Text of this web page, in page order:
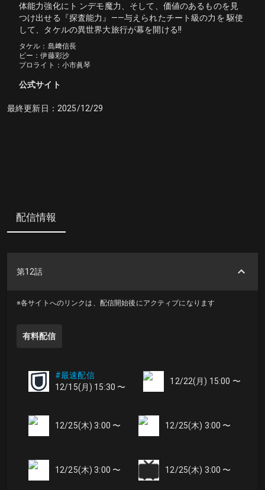
体能力強化にト ンデモ魔力、そして、価値のあるものを見
つけ出せる『探査能力』――与えられたチート級の力を 駆使
して、タケルの異世界大旅行が幕を開ける!!
タケル：島﨑信長
ビー：伊藤彩沙
ブロライト：小市眞琴
公式サイト
最終更新日： 2025/12/29
配信情報
第12話
※各サイトへのリンクは、配信開始後にアクティブになります
有料配信
#最速配信
12/15(月) 15:30 〜
12/22(月) 15:00 〜
12/25(木) 3:00 〜 12/25(木) 3:00 〜
12/25(木) 3:00 〜 12/25(木) 3:00 〜